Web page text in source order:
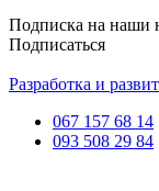
Подписка на наши
Подписаться
Разработка и
067 157 68 14
093 508 29 84